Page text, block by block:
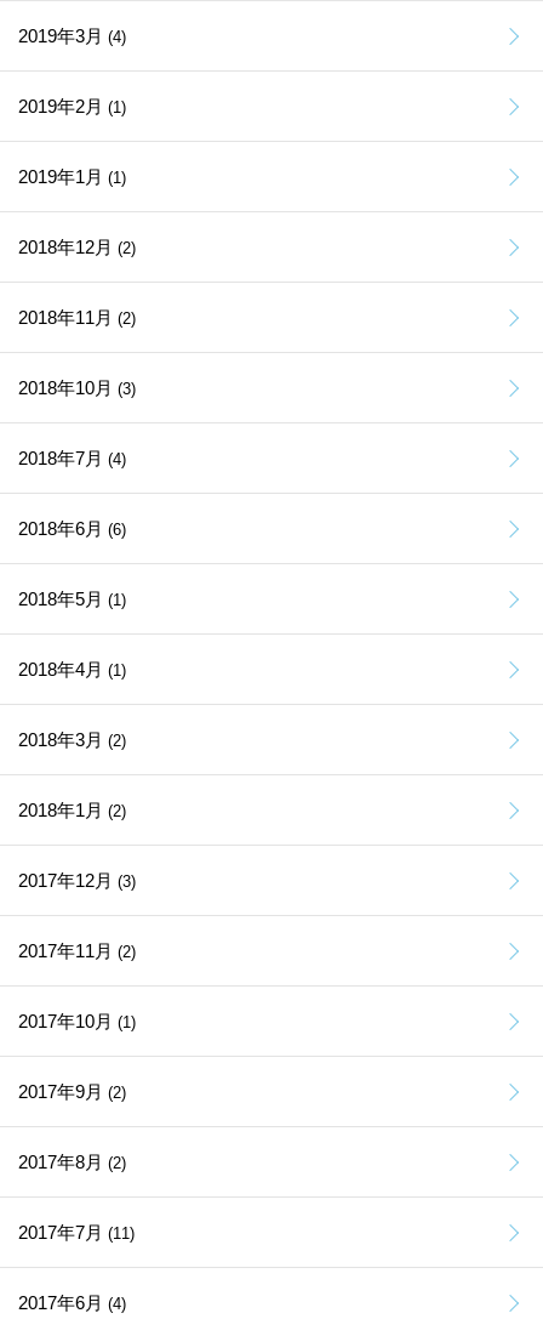
2019年3月 (4)
2019年2月 (1)
2019年1月 (1)
2018年12月 (2)
2018年11月 (2)
2018年10月 (3)
2018年7月 (4)
2018年6月 (6)
2018年5月 (1)
2018年4月 (1)
2018年3月 (2)
2018年1月 (2)
2017年12月 (3)
2017年11月 (2)
2017年10月 (1)
2017年9月 (2)
2017年8月 (2)
2017年7月 (11)
2017年6月 (4)